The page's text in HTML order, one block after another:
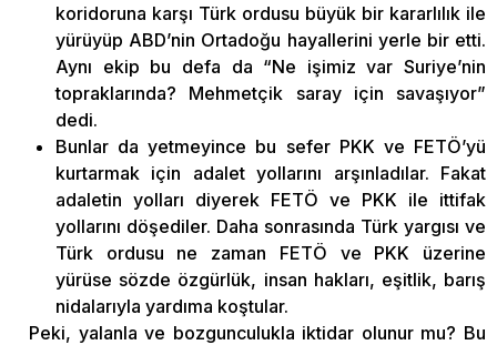
koridoruna karşı Türk ordusu büyük bir kararlılık ile
yürüyüp ABD’nin Ortadoğu hayallerini yerle bir etti.
Aynı ekip bu defa da “Ne işimiz var Suriye’nin
topraklarında? Mehmetçik saray için savaşıyor”
dedi.
Bunlar da yetmeyince bu sefer PKK ve FETÖ’yü
kurtarmak için adalet yollarını arşınladılar. Fakat
adaletin yolları diyerek FETÖ ve PKK ile ittifak
yollarını döşediler. Daha sonrasında Türk yargısı ve
Türk ordusu ne zaman FETÖ ve PKK üzerine
yürüse sözde özgürlük, insan hakları, eşitlik, barış
nidalarıyla yardıma koştular.
Peki, yalanla ve bozgunculukla iktidar olunur mu? Bu